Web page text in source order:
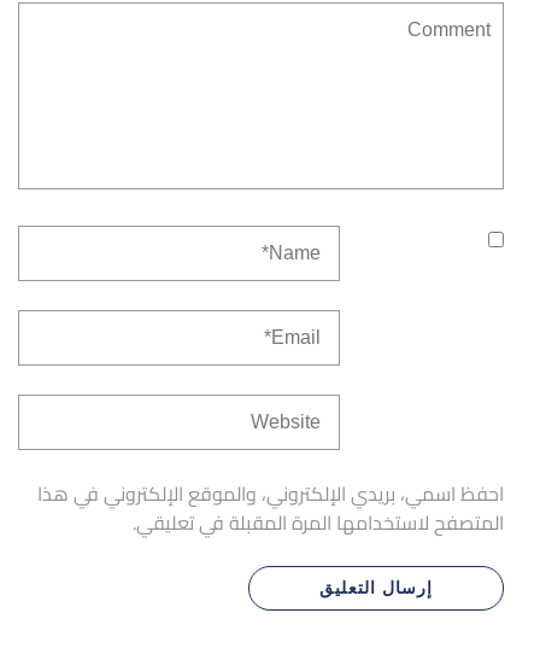
احفظ اسمي، بريدي الإلكتروني، والموقع الإلكتروني في هذا
المتصفح لاستخدامها المرة المقبلة في تعليقي.